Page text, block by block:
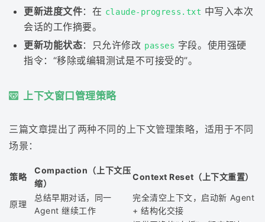
更新进度文件：在 claude-progress.txt 中写入本次
会话的工作摘要。
更新功能状态：只允许修改 passes 字段。使用强硬
指令：“移除或编辑测试是不可接受的”。
上下文窗口管理策略
三篇文章提出了两种不同的上下文管理策略，适用于不同
场景：
策略
Compaction（上下文压
缩）
Context Reset（上下文重置）
原理
总结早期对话，同一
Agent 继续工作
完全清空上下文，启动新 Agent
+ 结构化交接